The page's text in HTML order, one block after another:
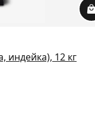
индейка), 12 кг